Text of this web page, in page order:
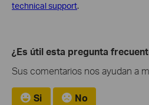
technical support.
¿Es útil esta pregunta
Sus comentarios nos ayudan a
Si No